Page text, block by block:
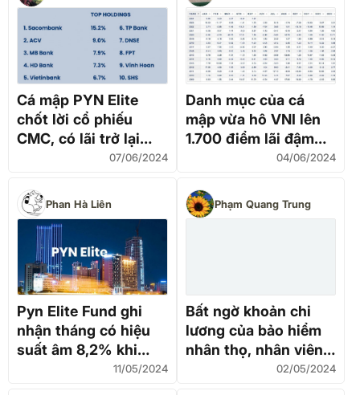
Cá mập PYN Elite
chốt lời cổ phiếu
CMC, có lãi trở lại
trong tháng 507/06/2024
Danh mục của cá
mập vừa hô VNI lên
1.700 điểm lãi đậm
với loạt cổ phiếu04/06/2024
Phan Hà Liên
Pyn Elite Fund ghi
nhận tháng có hiệu
suất âm 8,2% khi
VN-Index mất 5,8%
11/05/2024
Phạm Quang Trung
Bất ngờ khoản chi
lương của bảo hiểm
nhân thọ, nhân viên
ngân hàng cũng phải
02/05/2024